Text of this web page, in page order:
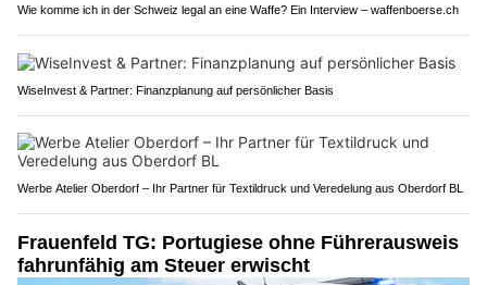
Wie komme ich in der Schweiz legal an eine Waffe? Ein Interview – waffenboerse.ch
WiseInvest & Partner: Finanzplanung auf persönlicher Basis
Werbe Atelier Oberdorf – Ihr Partner für Textildruck und Veredelung aus Oberdorf BL
Frauenfeld TG: Portugiese ohne Führerausweis
fahrunfähig am Steuer erwischt